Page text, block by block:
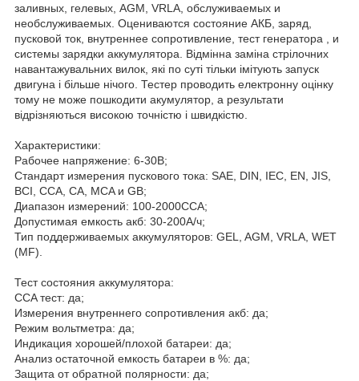
заливных, гелевых, AGM, VRLA, обслуживаемых и
необслуживаемых. Оцениваются состояние АКБ, заряд,
пусковой ток, внутреннее сопротивление, тест генератора , и
системы зарядки аккумулятора. Відмінна заміна стрілочних
навантажувальних вилок, які по суті тільки імітують запуск
двигуна і більше нічого. Тестер проводить електронну оцінку
тому не може пошкодити акумулятор, а результати
відрізняються високою точністю і швидкістю.
Характеристики:
Рабочее напряжение: 6-30В;
Стандарт измерения пускового тока: SAE, DIN, IEC, EN, JIS,
BCI, CCA, CA, MCA и GB;
Диапазон измерений: 100-2000ССА;
Допустимая емкость акб: 30-200А/ч;
Тип поддерживаемых аккумуляторов: GEL, AGM, VRLA, WET
(MF).
Тест состояния аккумулятора:
CCA тест: да;
Измерения внутреннего сопротивления акб: да;
Режим вольтметра: да;
Индикация хорошей/плохой батареи: да;
Анализ остаточной емкость батареи в %: да;
Защита от обратной полярности: да;